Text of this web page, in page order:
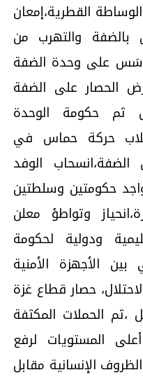
القطرية،إمعان
بالضفة والتهرب من
على وحدة الضفة
الحصار على الضفة
ثم حكومة الوحدة
حركة حماس في
عن الضفة،انسحاب الوفد
حكومتين وسلطتين
وتواطؤ معلن
ودولية لحكومة
بين الأجهزة الأمنية
حصار قطاع غزة
،ثم الحملات المكثفة
المستويات لرفع
الإنسانية مقابل